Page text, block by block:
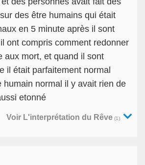
des être humains qui était
en 5 minute après il sont
ont compris comment redonner
aux mort, et quand il sont
il était parfaitement normal
humain normal il y avait rien de
etonné
Voir L'interprétation du Rêve (1)